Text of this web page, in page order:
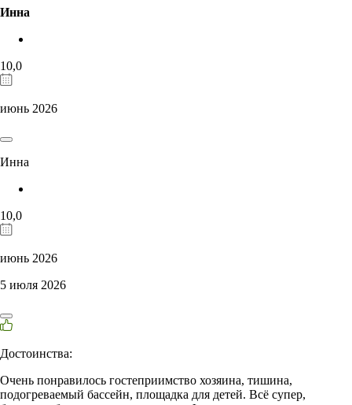
Инна
10,0
июнь 2026
Инна
10,0
июнь 2026
5 июля 2026
Достоинства:
Очень понравилось гостеприимство хозяина, тишина,
подогреваемый бассейн, площадка для детей. Всё супер,